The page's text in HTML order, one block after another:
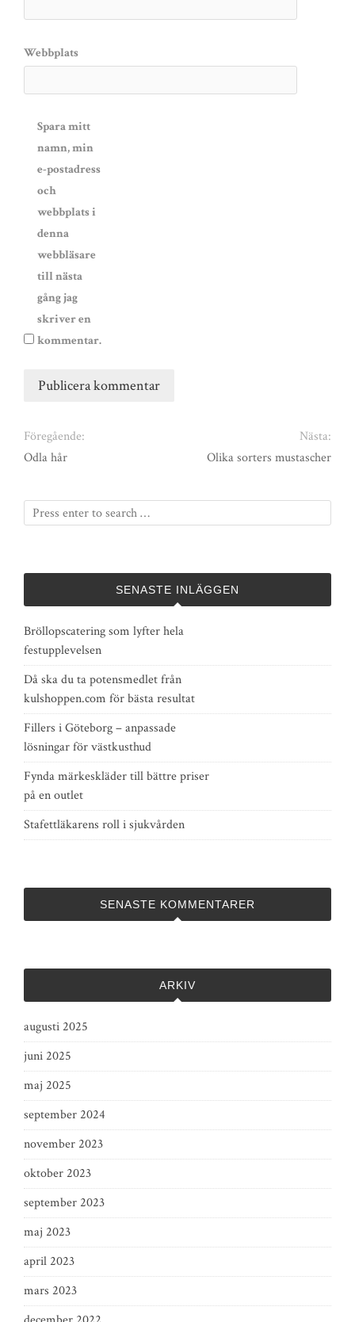
Webbplats
Spara mitt
namn, min
e-postadress
och
webbplats i
denna
webbläsare
till nästa
gång jag
skriver en
kommentar.
Föregående:
Odla hår
Nästa:
Olika sorters mustascher
SENASTE INLÄGGEN
Bröllopscatering som lyfter hela
festupplevelsen
Då ska du ta potensmedlet från
kulshoppen.com för bästa resultat
Fillers i Göteborg – anpassade
lösningar för västkusthud
Fynda märkeskläder till bättre priser
på en outlet
Stafettläkarens roll i sjukvården
SENASTE KOMMENTARER
ARKIV
augusti 2025
juni 2025
maj 2025
september 2024
november 2023
oktober 2023
september 2023
maj 2023
april 2023
mars 2023